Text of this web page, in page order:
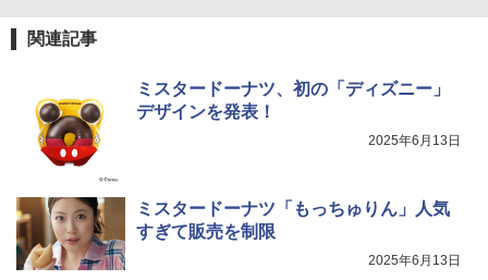
￥2,885
TOSHIBA(東芝) スチームオーブンレン
ジ 石窯ドーム ER-D80A(K) ブラック 25
0℃ 1段調理 フラットテーブル 電子レン
ジ 赤外線センサー ノンフライ調理 簡単
￥34,266
関連記事
ミスタードーナツ、初の「ディズニー」
デザインを発表！
2025年6月13日
ミスタードーナツ「もっちゅりん」人気
すぎて販売を制限
2025年6月13日